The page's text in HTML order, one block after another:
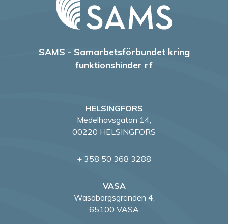
SAMS - Samarbetsförbundet kring
funktionshinder rf
HELSINGFORS
Medelhavsgatan 14,
00220 HELSINGFORS
+ 358 50 368 3288
VASA
Wasaborgsgränden 4,
65100 VASA